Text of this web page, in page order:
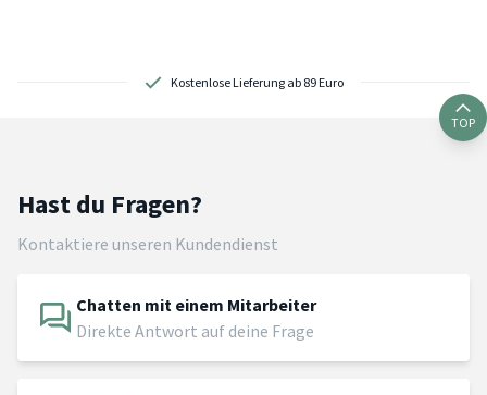
Kostenlose Lieferung ab 89 Euro
TOP
Hast du Fragen?
Kontaktiere unseren Kundendienst
Chatten mit einem Mitarbeiter
Direkte Antwort auf deine Frage